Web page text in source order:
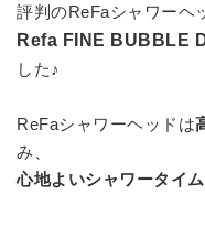
評判のReFaシャワーヘ
Refa FINE BUBBLE
した♪
ReFaシャワーヘッドは
み、
心地よいシャワータイム